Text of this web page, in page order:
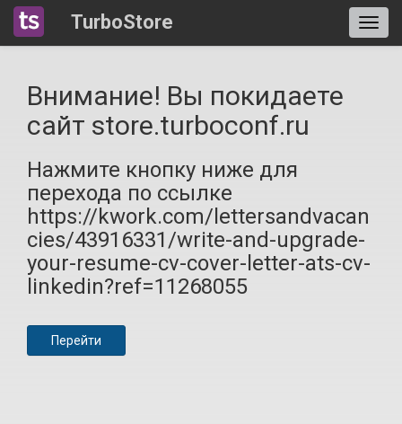
TurboStore
Внимание! Вы покидаете
сайт store.turboconf.ru
Нажмите кнопку ниже для
перехода по ссылке
https://kwork.com/lettersandvacan
cies/43916331/write-and-upgrade-
your-resume-cv-cover-letter-ats-cv-
linkedin?ref=11268055
Перейти